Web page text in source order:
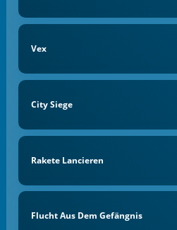
Vex
City Siege
Rakete Lancieren
Flucht Aus Dem Gefängnis